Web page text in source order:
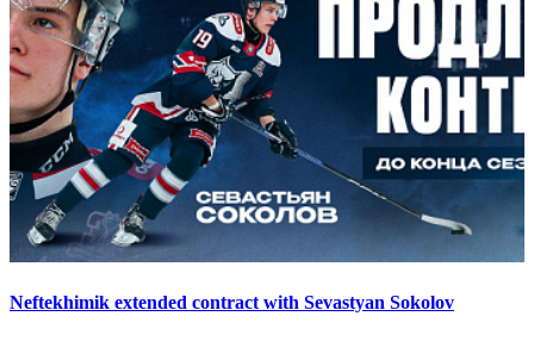
Neftekhimik extended contract with Sevastyan Sokolov